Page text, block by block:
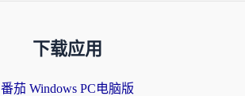
下载应用
番茄 Windows PC电脑版